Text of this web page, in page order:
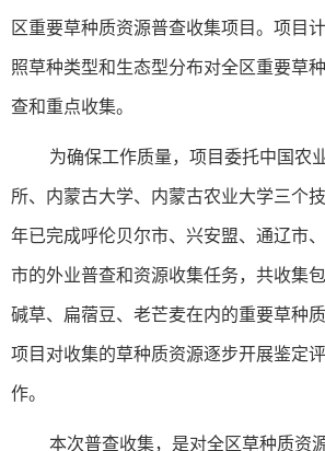
区重要草种质资源普查收集项目。项目
照草种类型和生态型分布对全区重要草
查和重点收集。
为确保工作质量，项目委托中国农
所、内蒙古大学、内蒙古农业大学三个
年已完成呼伦贝尔市、兴安盟、通辽市
市的外业普查和资源收集任务，共收集
碱草、扁蓿豆、老芒麦在内的重要草种
项目对收集的草种质资源逐步开展鉴定
作。
本次普查收集，是对全区草种质资